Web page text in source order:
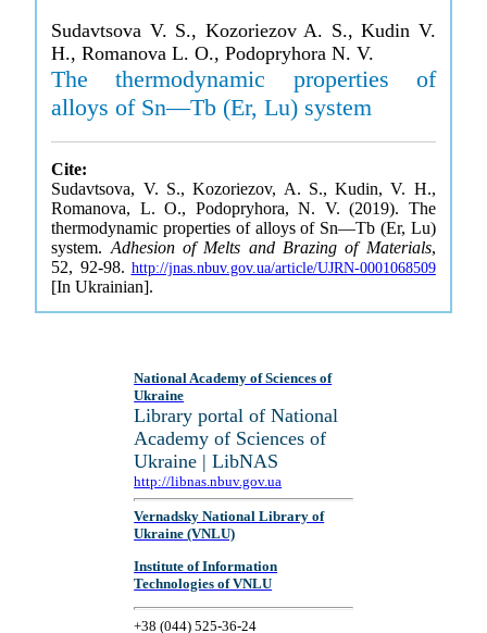
Sudavtsova V. S., Kozoriezov A. S., Kudin V.
H., Romanova L. O., Podopryhora N. V.
The thermodynamic properties of
alloys of Sn—Tb (Er, Lu) system
Cite:
Sudavtsova, V. S., Kozoriezov, A. S., Kudin, V. H.,
Romanova, L. O., Podopryhora, N. V. (2019). The
thermodynamic properties of alloys of Sn—Tb (Er, Lu)
system. Adhesion of Melts and Brazing of Materials,
52, 92-98. http://jnas.nbuv.gov.ua/article/UJRN-0001068509
[In Ukrainian].
National Academy of Sciences of
Ukraine
Library portal of National
Academy of Sciences of
Ukraine | LibNAS
http://libnas.nbuv.gov.ua
Vernadsky National Library of
Ukraine (VNLU)
Institute of Information
Technologies of VNLU
+38 (044) 525-36-24